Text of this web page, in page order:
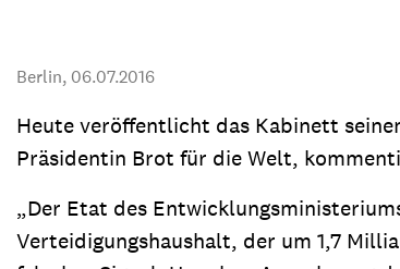
Geschenke
Entdecken Sie unsere zahlreichen Publikationen
Berlin, 06.07.2016
Heute veröffentlicht das Kabinett
Präsidentin Brot für die Welt,
„Der Etat des
Verteidigungshaushalt, der um 1,7